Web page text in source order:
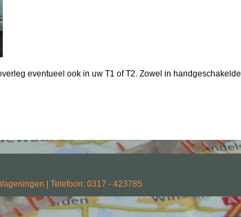
eventueel ook in uw T1 of T2. Zowel in handgeschakelde
| Telefoon: 0317 - 423785